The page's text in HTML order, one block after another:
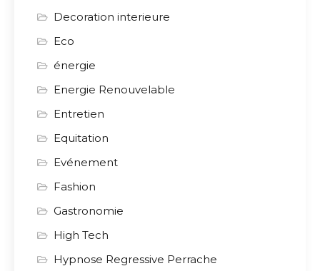
Decoration interieure
Eco
énergie
Energie Renouvelable
Entretien
Equitation
Evénement
Fashion
Gastronomie
High Tech
Hypnose Regressive Perrache